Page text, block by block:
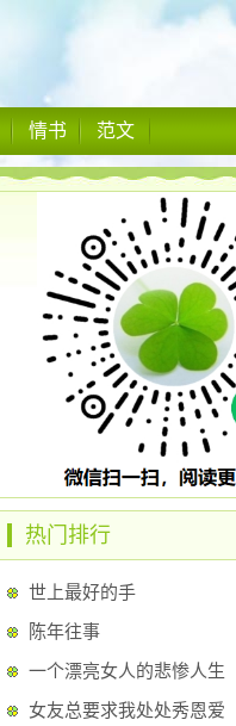
情书 范文
热门排行
世上最好的手
陈年往事
一个漂亮女人的悲惨人生
女友总要求我处处秀恩爱